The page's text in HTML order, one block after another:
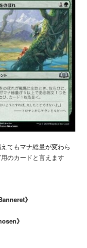
てもマナ総量が変わら
のカードと言えます
》
》